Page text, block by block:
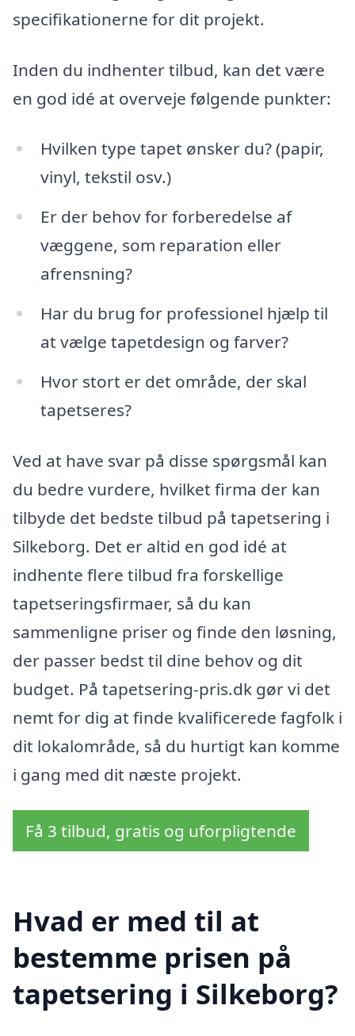
specifikationerne for dit projekt.
Inden du indhenter tilbud, kan det være
en god idé at overveje følgende punkter:
Hvilken type tapet ønsker du? (papir,
vinyl, tekstil osv.)
Er der behov for forberedelse af
væggene, som reparation eller
afrensning?
Har du brug for professionel hjælp til
at vælge tapetdesign og farver?
Hvor stort er det område, der skal
tapetseres?
Ved at have svar på disse spørgsmål kan
du bedre vurdere, hvilket firma der kan
tilbyde det bedste tilbud på tapetsering i
Silkeborg. Det er altid en god idé at
indhente flere tilbud fra forskellige
tapetseringsfirmaer, så du kan
sammenligne priser og finde den løsning,
der passer bedst til dine behov og dit
budget. På tapetsering-pris.dk gør vi det
nemt for dig at finde kvalificerede fagfolk i
dit lokalområde, så du hurtigt kan komme
i gang med dit næste projekt.
Få 3 tilbud, gratis og uforpligtende
Hvad er med til at
bestemme prisen på
tapetsering i Silkeborg?